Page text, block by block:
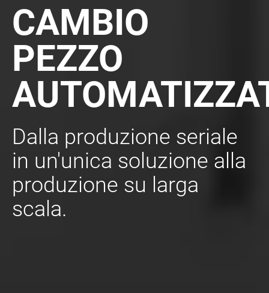
CAMBIO
PEZZO
Dalla produzione seriale
in un'unica soluzione alla
produzione su larga
scala.